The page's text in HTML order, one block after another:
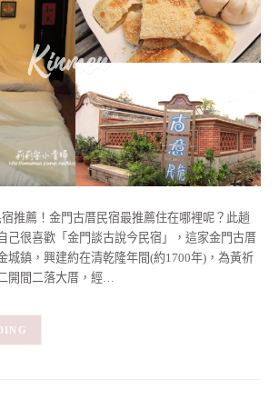
推薦！金門古厝民宿最推薦住在哪裡呢？此趟
己很喜歡「金門談古說今民宿」，這家金門古厝
城鎮，興建約在清乾隆年間(約1700年)，為黃祈
開間二落大厝，經…